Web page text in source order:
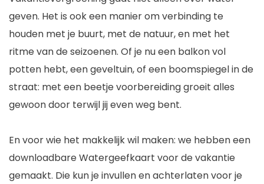
geven. Het is ook een manier om verbinding te
houden met je buurt, met de natuur, en met het
ritme van de seizoenen. Of je nu een balkon vol
potten hebt, een geveltuin, of een boomspiegel in de
straat: met een beetje voorbereiding groeit alles
gewoon door terwijl jij even weg bent.
En voor wie het makkelijk wil maken: we hebben een
downloadbare Watergeefkaart voor de vakantie
gemaakt. Die kun je invullen en achterlaten voor je